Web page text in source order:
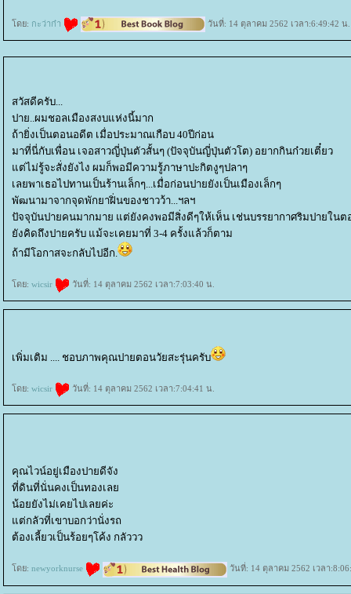
ดย: กะว่าก๋า วันที่: 14 ตุลาคม 2562 เวลา:6:49:42 น.
สวัสดีครับ...
ปาย..ผมชอลเมืองสงบแห่งนี้มาก
ถ้ายิ่งเป็นตอนอดีต เมื่อประมาณเกือบ 40ปีก่อน
มาที่นี่กับเพื่อน เจอสาวญี่ปุ่นตัวสั้นๆ (ปัจจุบันญี่ปุ่นตัวโต) อยากกินก๋วยเตี๋ยว
ต่ไม่รู้จะสั่งยังไง ผมก็พอมีความรู้ภาษาปะกิตงูๆปลาๆ
เลยพาเธอไปทานเป็นร้านเล็กๆ...เมื่อก่อนปายยังเป็นเมืองเล็กๆ
พัฒนามาจากจุดพักยาฝิ่นของชาวว้า...ฯลฯ
ปัจจุบันปายคนมากมาย แต่ยังคงพอมีสิ่งดีๆให้เห็น เช่นบรรยากาศริมปายในต
ังคิดถึงปายครับ แม้จะเคยมาที่ 3-4 ครั้งแล้วก็ตาม
ถ้ามีโอกาสจะกลับไปอีก.
ดย: wicsir วันที่: 14 ตุลาคม 2562 เวลา:7:03:40 น.
เพิ่มเติม .... ชอบภาพคุณปายตอนวัยสะรุ่นครับ
ดย: wicsir วันที่: 14 ตุลาคม 2562 เวลา:7:04:41 น.
คุณไวน์อยู่เมืองปายดีจัง
ที่ดินที่นั่นคงเป็นทองเล
น้อยยังไม่เคยไปเลยค่ะ
ต่กลัวที่เขาบอกว่านั่งรถ
ต้องเลี้ยวเป็นร้อยๆโค้ง กลัววว
ดย: newyorknurse วันที่: 14 ตุลาคม 2562 เวลา